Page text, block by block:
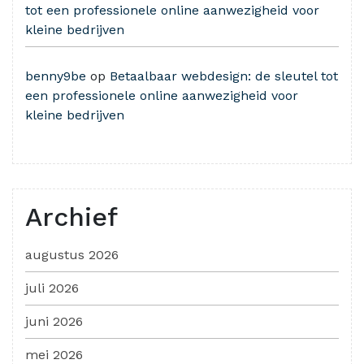
tot een professionele online aanwezigheid voor
kleine bedrijven
benny9be op Betaalbaar webdesign: de sleutel tot
een professionele online aanwezigheid voor
kleine bedrijven
Archief
augustus 2026
juli 2026
juni 2026
mei 2026